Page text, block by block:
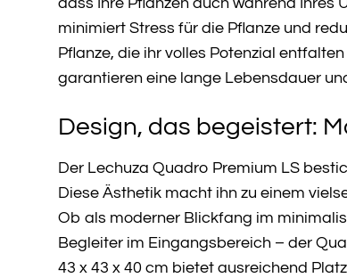
minimiert Stress für die Pflanze und
Pflanze, die ihr volles Potenzial
garantieren eine lange Lebensdauer
Design, das begeistert:
Der Lechuza Quadro Premium LS
Diese Ästhetik macht ihn zu einem
Ob als moderner Blickfang im
Begleiter im Eingangsbereich – der
43 x 43 x 40 cm bietet ausreichend